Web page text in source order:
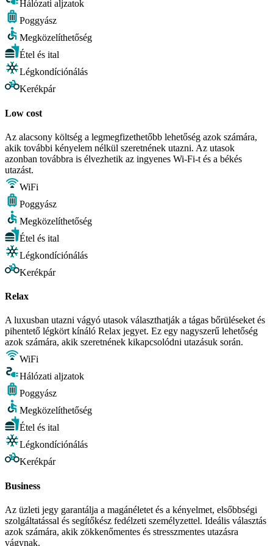
Hálózati aljzatok
Poggyász
Megközelíthetőség
Étel és ital
Légkondíciónálás
Kerékpár
Low cost
Az alacsony költség a legmegfizethetőbb lehetőség azok számára,
akik további kényelem nélkül szeretnének utazni. Az utasok
azonban továbbra is élvezhetik az ingyenes Wi-Fi-t és a békés
utazást.
WiFi
Poggyász
Megközelíthetőség
Étel és ital
Légkondíciónálás
Kerékpár
Relax
A luxusban utazni vágyó utasok választhatják a tágas bőrüléseket és
pihentető légkört kínáló Relax jegyet. Ez egy nagyszerű lehetőség
azok számára, akik szeretnének kikapcsolódni utazásuk során.
WiFi
Hálózati aljzatok
Poggyász
Megközelíthetőség
Étel és ital
Légkondíciónálás
Kerékpár
Business
Az üzleti jegy garantálja a magánéletet és a kényelmet, elsőbbségi
szolgáltatással és segítőkész fedélzeti személyzettel. Ideális választás
azok számára, akik zökkenőmentes és stresszmentes utazásra
vágynak.